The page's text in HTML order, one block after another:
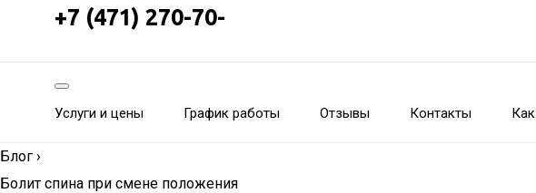
+7 (471) 270-70-
Услуги и цены График работы Отзывы Контакты
Блог ›
Болит спина при смене положения